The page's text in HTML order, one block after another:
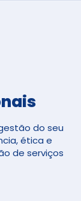
do seu
ética e
de serviços